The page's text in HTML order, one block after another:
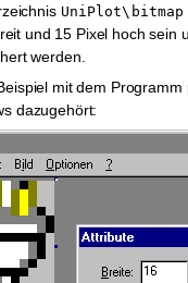
UniPlot\bitmap
und 15 Pixel hoch sein
werden.
mit dem Programm
dazugehört: